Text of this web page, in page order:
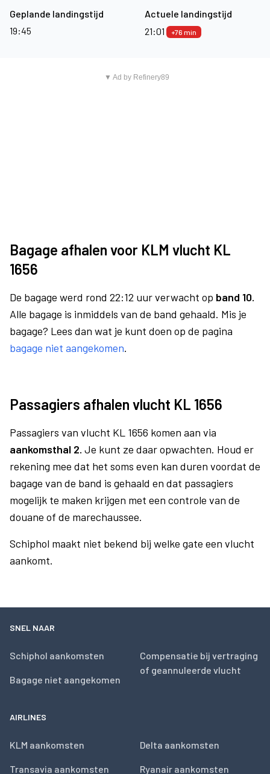
Geplande landingstijd
19:45
Actuele landingstijd
21:01
+76 min
▼ Ad by Refinery89
Bagage afhalen voor KLM vlucht KL
1656
De bagage werd rond 22:12 uur verwacht op band 10.
Alle bagage is inmiddels van de band gehaald. Mis je
bagage? Lees dan wat je kunt doen op de pagina
bagage niet aangekomen.
Passagiers afhalen vlucht KL 1656
Passagiers van vlucht KL 1656 komen aan via
aankomsthal 2. Je kunt ze daar opwachten. Houd er
rekening mee dat het soms even kan duren voordat de
bagage van de band is gehaald en dat passagiers
mogelijk te maken krijgen met een controle van de
douane of de marechaussee.
Schiphol maakt niet bekend bij welke gate een vlucht
aankomt.
SNEL NAAR
Schiphol aankomsten
Bagage niet aangekomen
Compensatie bij vertraging
of geannuleerde vlucht
AIRLINES
KLM aankomsten
Transavia aankomsten
Delta aankomsten
Ryanair aankomsten